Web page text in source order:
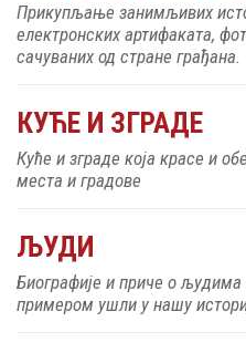
Прикупљање занимљивих
електронских артифаката,
сачуваних од стране грађана.
КУЋЕ И ЗГРАДЕ
Куће и зграде која красе и
места и градове
ЉУДИ
Биографије и приче о људима
примером ушли у нашу